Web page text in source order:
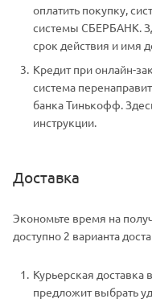
оплатить покупку,
системы СБЕРБАНК.
срок действия и имя
Кредит при онлайн-
система
банка Тинькофф.
инструкции.
Доставка
Экономьте время на
доступно 2 варианта
Курьерская доставка
предложит выбрать